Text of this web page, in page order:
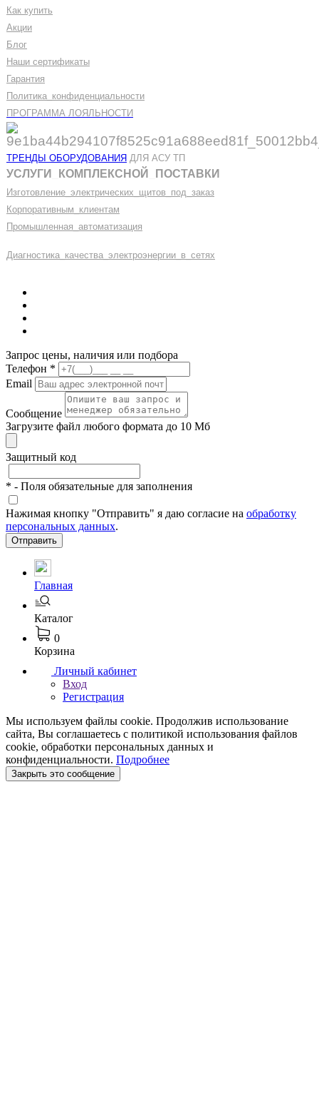
Как купить
Акции
Блог
Наши сертификаты
Гарантия
Политика конфиденциальности
ПРОГРАММА ЛОЯЛЬНОСТИ
ТРЕНДЫ ОБОРУДОВАНИЯ ДЛЯ АСУ ТП
УСЛУГИ КОМПЛЕКСНОЙ ПОСТАВКИ
Изготовление электрических щитов под заказ
Корпоративным клиентам
Промышленная автоматизация
Диагностика качества электроэнергии в сетях
Запрос цены, наличия или подбора
Телефон *
Email
Сообщение
Загрузите файл любого формата до 10 Мб
Защитный код
* - Поля обязательные для заполнения
Нажимая кнопку "Отправить" я даю согласие на обработку
персональных данных.
Отправить
Главная
Каталог
0
Корзина
Личный кабинет
Вход
Регистрация
Мы используем файлы cookie. Продолжив использование
сайта, Вы соглашаетесь с политикой использования файлов
cookie, обработки персональных данных и
конфиденциальности. Подробнее
Закрыть это сообщение